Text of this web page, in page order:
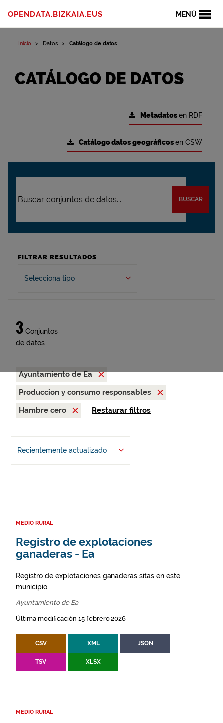
MENÚ
OPENDATA.BIZKAIA.EUS
Inicio Datos Catálogo de datos
CATÁLOGO DE DATOS
Metadatosen RDF
Catálogo datos geográficosen CSW
BUSCAR
FILTRAR RESULTADOS
Selecciona tipo
3 Conjuntos
de datos
Ayuntamiento de Ea
Produccion y consumo responsables
Hambre cero
Restaurar filtros
Recientemente actualizado
MEDIO RURAL
Registro de explotaciones
ganaderas - Ea
Registro de explotaciones ganaderas sitas en este
municipio.
Ayuntamiento de Ea
Última modificación 15 febrero 2026
CSV XML JSON
TSV XLSX
MEDIO RURAL